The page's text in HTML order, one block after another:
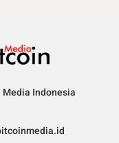
Indonesia